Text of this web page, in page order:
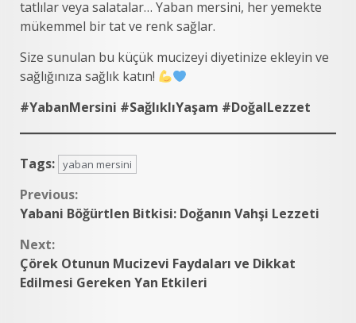
tatlılar veya salatalar… Yaban mersini, her yemekte
mükemmel bir tat ve renk sağlar.
Size sunulan bu küçük mucizeyi diyetinize ekleyin ve
sağlığınıza sağlık katın!
#YabanMersini #SağlıklıYaşam #DoğalLezzet
Tags: yaban mersini
Continue
Reading
Previous:
Yabani Böğürtlen Bitkisi: Doğanın Vahşi Lezzeti
Next:
Çörek Otunun Mucizevi Faydaları ve Dikkat
Edilmesi Gereken Yan Etkileri